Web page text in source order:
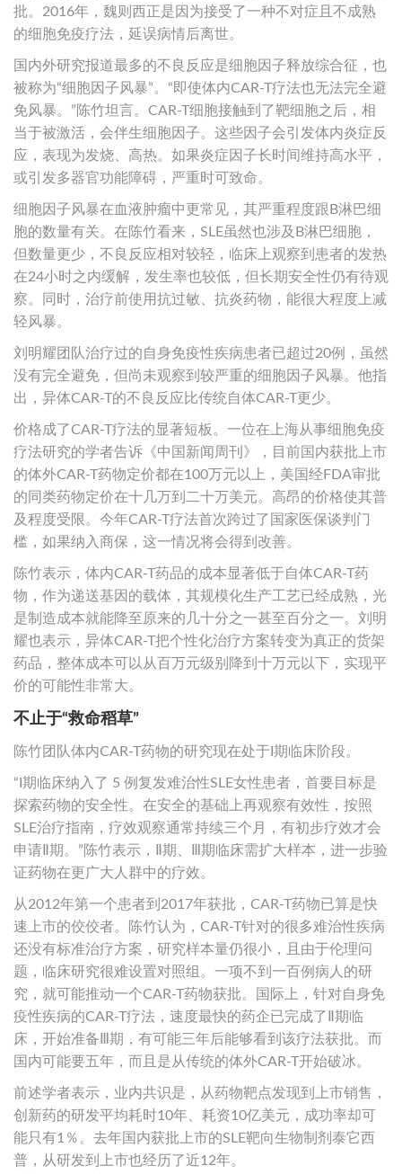
批。2016年，魏则西正是因为接受了一种不对症且不成熟
的细胞免疫疗法，延误病情后离世。
国内外研究报道最多的不良反应是细胞因子释放综合征，也
被称为“细胞因子风暴”。“即使体内CAR-T疗法也无法完全避
免风暴。”陈竹坦言。CAR-T细胞接触到了靶细胞之后，相
当于被激活，会伴生细胞因子。这些因子会引发体内炎症反
应，表现为发烧、高热。如果炎症因子长时间维持高水平，
或引发多器官功能障碍，严重时可致命。
细胞因子风暴在血液肿瘤中更常见，其严重程度跟B淋巴细
胞的数量有关。在陈竹看来，SLE虽然也涉及B淋巴细胞，
但数量更少，不良反应相对较轻，临床上观察到患者的发热
在24小时之内缓解，发生率也较低，但长期安全性仍有待观
察。同时，治疗前使用抗过敏、抗炎药物，能很大程度上减
轻风暴。
刘明耀团队治疗过的自身免疫性疾病患者已超过20例，虽然
没有完全避免，但尚未观察到较严重的细胞因子风暴。他指
出，异体CAR-T的不良反应比传统自体CAR-T更少。
价格成了CAR-T疗法的显著短板。一位在上海从事细胞免疫
疗法研究的学者告诉《中国新闻周刊》，目前国内获批上市
的体外CAR-T药物定价都在100万元以上，美国经FDA审批
的同类药物定价在十几万到二十万美元。高昂的价格使其普
及程度受限。今年CAR-T疗法首次跨过了国家医保谈判门
槛，如果纳入商保，这一情况将会得到改善。
陈竹表示，体内CAR-T药品的成本显著低于自体CAR-T药
物，作为递送基因的载体，其规模化生产工艺已经成熟，光
是制造成本就能降至原来的几十分之一甚至百分之一。刘明
耀也表示，异体CAR-T把个性化治疗方案转变为真正的货架
药品，整体成本可以从百万元级别降到十万元以下，实现平
价的可能性非常大。
不止于“救命稻草”
陈竹团队体内CAR-T药物的研究现在处于I期临床阶段。
“I期临床纳入了 5 例复发难治性SLE女性患者，首要目标是
探索药物的安全性。在安全的基础上再观察有效性，按照
SLE治疗指南，疗效观察通常持续三个月，有初步疗效才会
申请Ⅱ期。”陈竹表示，Ⅱ期、Ⅲ期临床需扩大样本，进一步验
证药物在更广大人群中的疗效。
从2012年第一个患者到2017年获批，CAR-T药物已算是快
速上市的佼佼者。陈竹认为，CAR-T针对的很多难治性疾病
还没有标准治疗方案，研究样本量仍很小，且由于伦理问
题，临床研究很难设置对照组。一项不到一百例病人的研
究，就可能推动一个CAR-T药物获批。国际上，针对自身免
疫性疾病的CAR-T疗法，速度最快的药企已完成了Ⅱ期临
床，开始准备Ⅲ期，有可能三年后能够看到该疗法获批。而
国内可能要五年，而且是从传统的体外CAR-T开始破冰。
前述学者表示，业内共识是，从药物靶点发现到上市销售，
创新药的研发平均耗时10年、耗资10亿美元，成功率却可
能只有1％。去年国内获批上市的SLE靶向生物制剂泰它西
普，从研发到上市也经历了近12年。